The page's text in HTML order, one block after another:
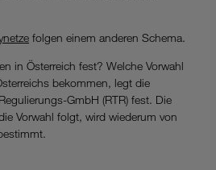
folgen einem anderen Schema.
in Österreich fest? Welche Vorwahl
bekommen, legt die
GmbH (RTR) fest. Die
Vorwahl folgt, wird wiederum von